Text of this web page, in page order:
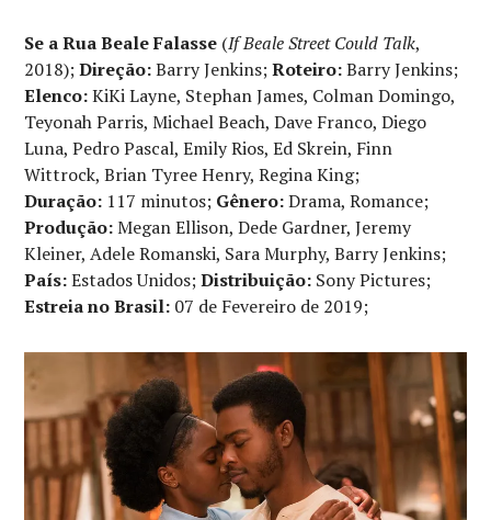
Se a Rua Beale Falasse (If Beale Street Could Talk,
2018);Direção:Barry Jenkins;Roteiro:Barry Jenkins;
Elenco:KiKi Layne, Stephan James, Colman Domingo,
Teyonah Parris, Michael Beach, Dave Franco, Diego
Luna, Pedro Pascal, Emily Rios, Ed Skrein, Finn
Wittrock, Brian Tyree Henry, Regina King;
Duração: 117 minutos; Gênero:Drama, Romance;
Produção:Megan Ellison, Dede Gardner, Jeremy
Kleiner, Adele Romanski, Sara Murphy, Barry Jenkins;
País:Estados Unidos;Distribuição: Sony Pictures;
Estreia no Brasil: 07 de Fevereiro de 2019;